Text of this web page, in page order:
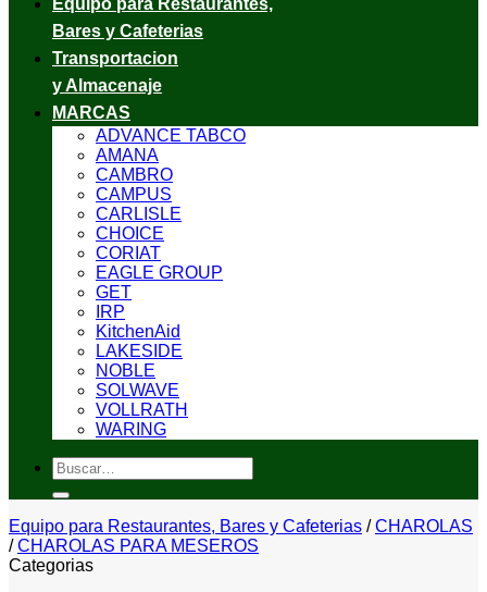
Equipo para Restaurantes,
Bares y Cafeterias
Transportacion
y Almacenaje
MARCAS
ADVANCE TABCO
AMANA
CAMBRO
CAMPUS
CARLISLE
CHOICE
CORIAT
EAGLE GROUP
GET
IRP
KitchenAid
LAKESIDE
NOBLE
SOLWAVE
VOLLRATH
WARING
Buscar
por:
Equipo para Restaurantes, Bares y Cafeterias / CHAROLAS
/ CHAROLAS PARA MESEROS
Categorias